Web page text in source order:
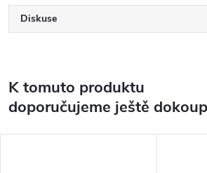
Diskuse
K tomuto produktu
doporučujeme ještě